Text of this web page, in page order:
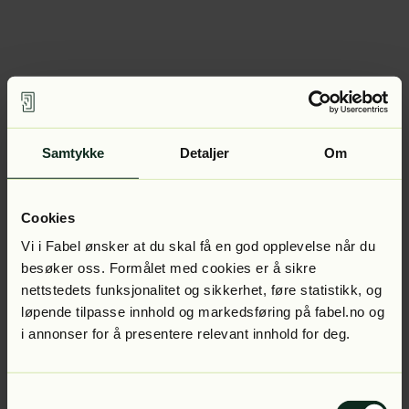
Samtykke Detaljer Om
Cookies
Vi i Fabel ønsker at du skal få en god opplevelse når du
besøker oss. Formålet med cookies er å sikre
nettstedets funksjonalitet og sikkerhet, føre statistikk, og
løpende tilpasse innhold og markedsføring på fabel.no og
i annonser for å presentere relevant innhold for deg.